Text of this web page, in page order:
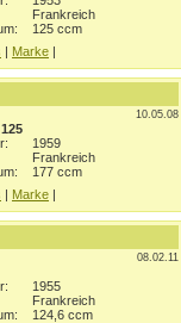
Frankreich
125 ccm
| Marke |
10.05.08
1959
Frankreich
177 ccm
| Marke |
08.02.11
1955
Frankreich
124,6 ccm